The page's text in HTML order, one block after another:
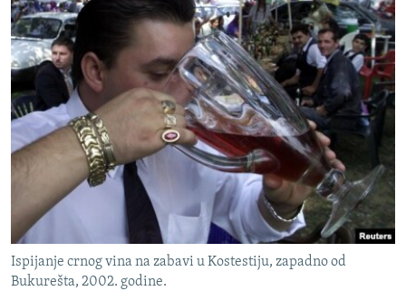
Ispijanje crnog vina na zabavi u Kostestiju, zapadno od
Bukurešta, 2002. godine.